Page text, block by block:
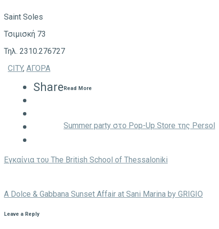
Saint Soles
Τσιμισκή 73
Τηλ. 2310.276727
CITY, ΑΓΟΡΑ
Share Read More
Summer party στο Pop-Up Store της Persol
Eγκαίνια του The British School of Thessaloniki
A Dolce & Gabbana Sunset Affair at Sani Marina by GRIGIO
Leave a Reply